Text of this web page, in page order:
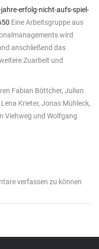
erfolg-nicht-aufs-spiel-
Eine Arbeitsgruppe aus
wird
anschließend das
Zuarbeit und
Fabian Böttcher, Julian
Krieter, Jonas Mühleck,
Viehweg und Wolfgang
verfassen zu können